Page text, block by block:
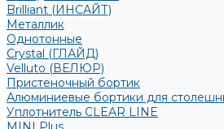
Brilliant (ИНСАЙТ)
Металлик
Однотонные
Crystal (ГЛАЙД)
Velluto (ВЕЛЮР)
Пристеночный бортик
Алюминиевые бортики для
Уплотнитель CLEAR LINE